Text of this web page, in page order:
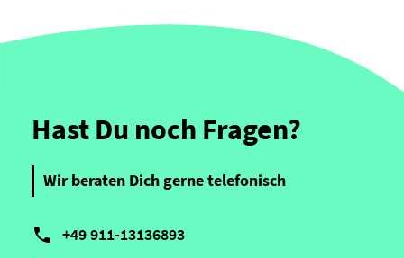
Hast Du noch Fragen?
Wir beraten Dich gerne telefonisch
 +49 911-13136893